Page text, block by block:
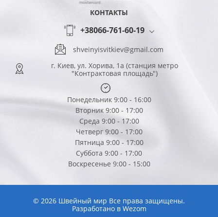
КОНТАКТЫ
+38066-761-60-19
shveinyisvitkiev@gmail.com
г. Киев, ул. Хорива, 1а (станция метро
"Контрактовая площадь")
Понедельник 9:00 - 16:00
Вторник 9:00 - 17:00
Среда 9:00 - 17:00
Четверг 9:00 - 17:00
Пятница 9:00 - 17:00
Суббота 9:00 - 17:00
Воскресенье 9:00 - 15:00
© 2026 Швейный мир Все права защищены.
Разработано в Wezom